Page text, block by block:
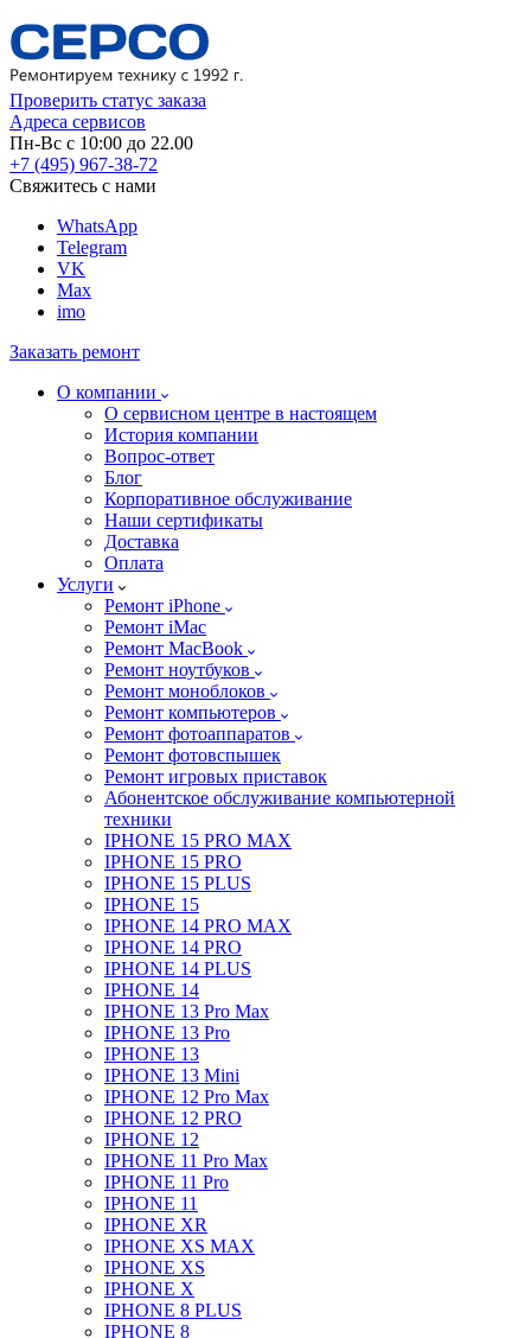
Проверить статус заказа
Адреса сервисов
Пн-Вс с 10:00 до 22.00
+7 (495) 967-38-72
Свяжитесь с нами
WhatsApp
Telegram
VK
Max
imo
Заказать ремонт
О компании
О сервисном центре в настоящем
История компании
Вопрос-ответ
Блог
Корпоративное обслуживание
Наши сертификаты
Доставка
Оплата
Услуги
Ремонт iPhone
Ремонт iMac
Ремонт MacBook
Ремонт ноутбуков
Ремонт моноблоков
Ремонт компьютеров
Ремонт фотоаппаратов
Ремонт фотовспышек
Ремонт игровых приставок
Абонентское обслуживание компьютерной
техники
IPHONE 15 PRO MAX
IPHONE 15 PRO
IPHONE 15 PLUS
IPHONE 15
IPHONE 14 PRO MAX
IPHONE 14 PRO
IPHONE 14 PLUS
IPHONE 14
IPHONE 13 Pro Max
IPHONE 13 Pro
IPHONE 13
IPHONE 13 Mini
IPHONE 12 Pro Max
IPHONE 12 PRO
IPHONE 12
IPHONE 11 Pro Max
IPHONE 11 Pro
IPHONE 11
IPHONE XR
IPHONE XS MAX
IPHONE XS
IPHONE X
IPHONE 8 PLUS
IPHONE 8